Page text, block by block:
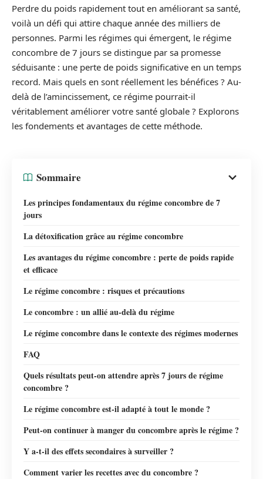
Perdre du poids rapidement tout en améliorant sa santé,
voilà un défi qui attire chaque année des milliers de
personnes. Parmi les régimes qui émergent, le régime
concombre de 7 jours se distingue par sa promesse
séduisante : une perte de poids significative en un temps
record. Mais quels en sont réellement les bénéfices ? Au-
delà de l’amincissement, ce régime pourrait-il
véritablement améliorer votre santé globale ? Explorons
les fondements et avantages de cette méthode.
Sommaire
Les principes fondamentaux du régime concombre de 7
jours
La détoxification grâce au régime concombre
Les avantages du régime concombre : perte de poids rapide
et efficace
Le régime concombre : risques et précautions
Le concombre : un allié au-delà du régime
Le régime concombre dans le contexte des régimes modernes
FAQ
Quels résultats peut-on attendre après 7 jours de régime
concombre ?
Le régime concombre est-il adapté à tout le monde ?
Peut-on continuer à manger du concombre après le régime ?
Y a-t-il des effets secondaires à surveiller ?
Comment varier les recettes avec du concombre ?